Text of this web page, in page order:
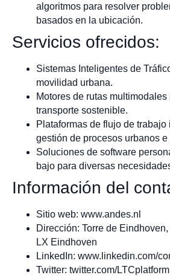
algoritmos para resolver
basados en la ubicación.
Servicios ofrecidos:
Sistemas Inteligentes de
movilidad urbana.
Motores de rutas
transporte sostenible.
Plataformas de flujo de
gestión de procesos urbanos
Soluciones de software
bajo para diversas
Información del
Sitio web: www.andes.nl
Dirección: Torre de
LX Eindhoven
LinkedIn: www.linkedin.com/
Twitter: twitter.com/LTCplatform